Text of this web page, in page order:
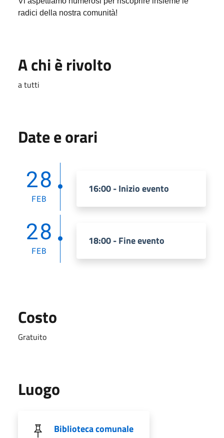
radici della nostra comunità!
A chi è rivolto
a tutti
Date e orari
28
FEB
16:00 - Inizio evento
28
FEB
18:00 - Fine evento
Costo
Gratuito
Luogo
Biblioteca comunale